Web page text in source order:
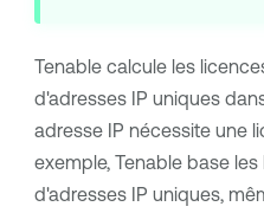
Tenablecalcule les
d'adresses IP uniques
adresse IP nécessite une
exemple, Tenablebase les
d'adresses IP uniques,